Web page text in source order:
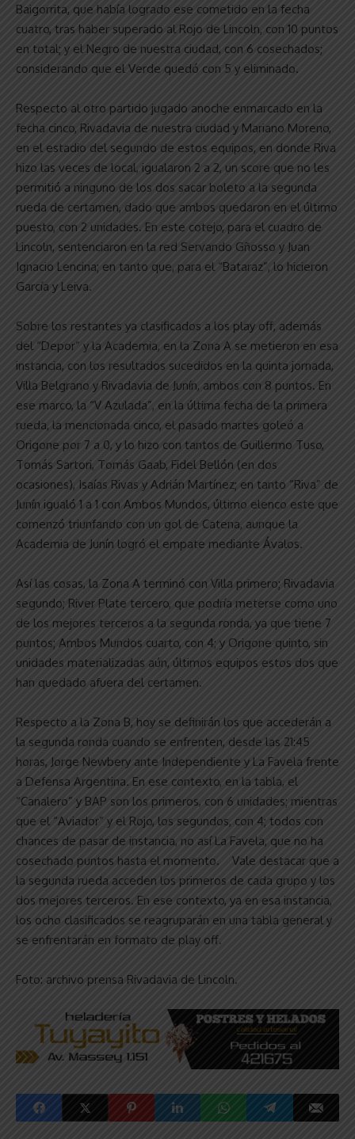
Baigorrita, que había logrado ese cometido en la fecha
cuatro, tras haber superado al Rojo de Lincoln, con 10 puntos
en total; y el Negro de nuestra ciudad, con 6 cosechados;
considerando que el Verde quedó con 5 y eliminado.
Respecto al otro partido jugado anoche enmarcado en la
fecha cinco, Rivadavia de nuestra ciudad y Mariano Moreno,
en el estadio del segundo de estos equipos, en donde Riva
hizo las veces de local, igualaron 2 a 2, un score que no les
permitió a ninguno de los dos sacar boleto a la segunda
rueda de certamen, dado que ambos quedaron en el último
puesto, con 2 unidades. En este cotejo, para el cuadro de
Lincoln, sentenciaron en la red Servando Gñosso y Juan
Ignacio Lencina; en tanto que, para el “Bataraz”, lo hicieron
García y Leiva.
Sobre los restantes ya clasificados a los play off, además
del “Depor” y la Academia, en la Zona A se metieron en esa
instancia, con los resultados sucedidos en la quinta jornada,
Villa Belgrano y Rivadavia de Junín, ambos con 8 puntos. En
ese marco, la “V Azulada”, en la última fecha de la primera
rueda, la mencionada cinco, el pasado martes goleó a
Origone por 7 a 0, y lo hizo con tantos de Guillermo Tuso,
Tomás Sartori, Tomás Gaab, Fidel Bellón (en dos
ocasiones), Isaías Rivas y Adrián Martínez; en tanto “Riva” de
Junín igualó 1 a 1 con Ambos Mundos, último elenco este que
comenzó triunfando con un gol de Catena, aunque la
Academia de Junín logró el empate mediante Ávalos.
Así las cosas, la Zona A terminó con Villa primero; Rivadavia
segundo; River Plate tercero, que podría meterse como uno
de los mejores terceros a la segunda ronda, ya que tiene 7
puntos; Ambos Mundos cuarto, con 4; y Origone quinto, sin
unidades materializadas aún, últimos equipos estos dos que
han quedado afuera del certamen.
Respecto a la Zona B, hoy se definirán los que accederán a
la segunda ronda cuando se enfrenten, desde las 21:45
horas, Jorge Newbery ante Independiente y La Favela frente
a Defensa Argentina. En ese contexto, en la tabla, el
“Canalero” y BAP son los primeros, con 6 unidades; mientras
que el “Aviador” y el Rojo, los segundos, con 4; todos con
chances de pasar de instancia, no así La Favela, que no ha
cosechado puntos hasta el momento. Vale destacar que a
la segunda rueda acceden los primeros de cada grupo y los
dos mejores terceros. En ese contexto, ya en esa instancia,
los ocho clasificados se reagruparán en una tabla general y
se enfrentarán en formato de play off.
Foto: archivo prensa Rivadavia de Lincoln.